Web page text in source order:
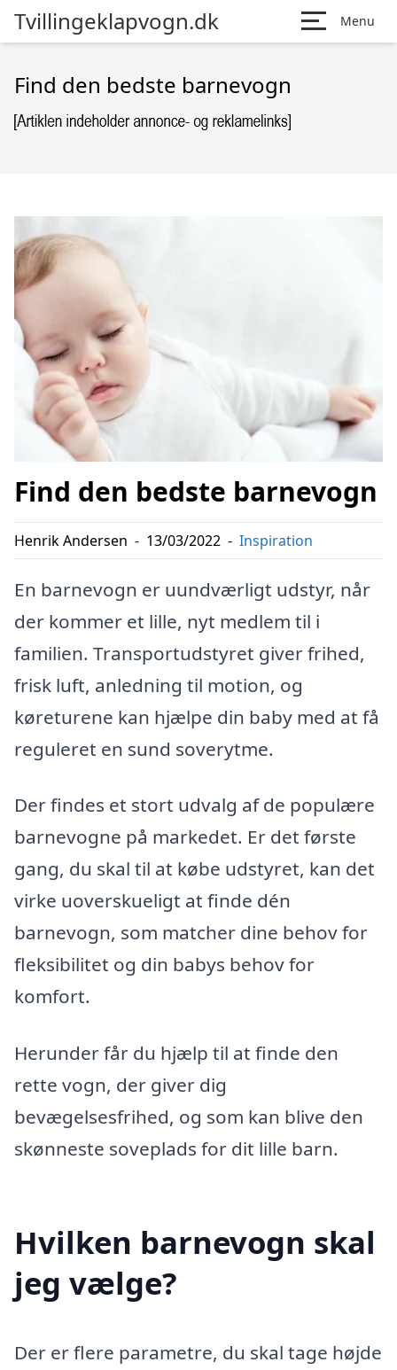
Tvillingeklapvogn.dk Menu
Find den bedste barnevogn
Find den bedste barnevogn
Henrik Andersen - 13/03/2022 - Inspiration
En barnevogn er uundværligt udstyr, når
der kommer et lille, nyt medlem til i
familien. Transportudstyret giver frihed,
frisk luft, anledning til motion, og
køreturene kan hjælpe din baby med at få
reguleret en sund soverytme.
Der findes et stort udvalg af de populære
barnevogne på markedet. Er det første
gang, du skal til at købe udstyret, kan det
virke uoverskueligt at finde dén
barnevogn, som matcher dine behov for
fleksibilitet og din babys behov for
komfort.
Herunder får du hjælp til at finde den
rette vogn, der giver dig
bevægelsesfrihed, og som kan blive den
skønneste soveplads for dit lille barn.
Hvilken barnevogn skal
jeg vælge?
Der er flere parametre, du skal tage højde